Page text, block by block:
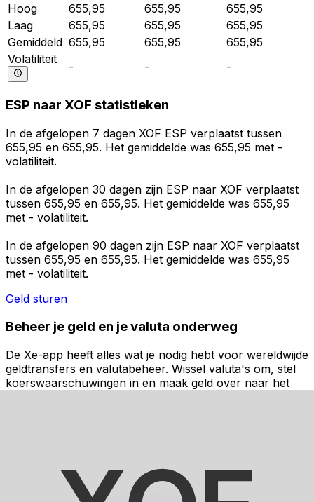
Hoog
655,95 655,95
655,95
Laag
655,95 655,95
655,95
Gemiddeld 655,95 655,95
655,95
Volatiliteit
- - -
ESP naar XOF statistieken
In de afgelopen 7 dagen XOF ESP verplaatst tussen
655,95 en 655,95. Het gemiddelde was 655,95 met -
volatiliteit.
In de afgelopen 30 dagen zijn ESP naar XOF verplaatst
tussen 655,95 en 655,95. Het gemiddelde was 655,95
met - volatiliteit.
In de afgelopen 90 dagen zijn ESP naar XOF verplaatst
tussen 655,95 en 655,95. Het gemiddelde was 655,95
met - volatiliteit.
Geld sturen
Beheer je geld en je valuta onderweg
De Xe-app heeft alles wat je nodig hebt voor wereldwijde
geldtransfers en valutabeheer. Wissel valuta's om, stel
koerswaarschuwingen in en maak geld over naar het